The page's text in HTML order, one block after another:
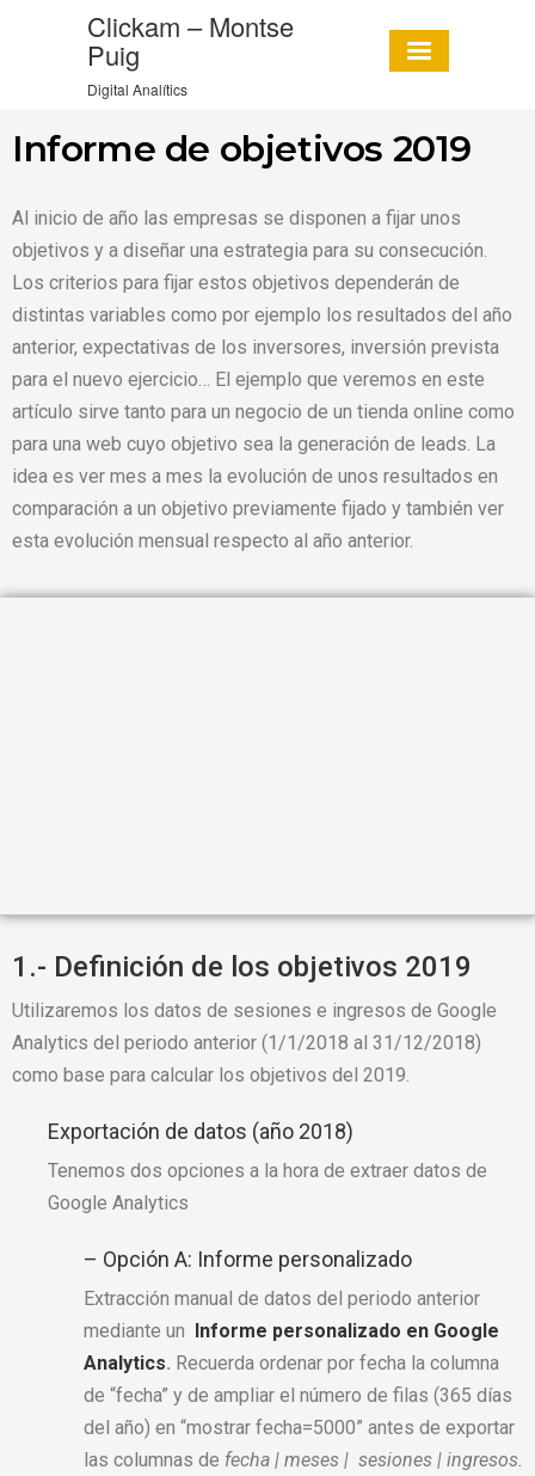
Clickam – Montse
Puig
Digital Analítics
Informe de objetivos 2019
Al inicio de año las empresas se disponen a fijar unos
objetivos y a diseñar una estrategia para su consecución.
Los criterios para fijar estos objetivos dependerán de
distintas variables como por ejemplo los resultados del año
anterior, expectativas de los inversores, inversión prevista
para el nuevo ejercicio… El ejemplo que veremos en este
artículo sirve tanto para un negocio de un tienda online como
para una web cuyo objetivo sea la generación de leads. La
idea es ver mes a mes la evolución de unos resultados en
comparación a un objetivo previamente fijado y también ver
esta evolución mensual respecto al año anterior.
1.- Definición de los objetivos 2019
Utilizaremos los datos de sesiones e ingresos de Google
Analytics del periodo anterior (1/1/2018 al 31/12/2018)
como base para calcular los objetivos del 2019.
Exportación de datos (año 2018)
Tenemos dos opciones a la hora de extraer datos de
Google Analytics
– Opción A: Informe personalizado
Extracción manual de datos del periodo anterior
mediante un Informe personalizado en Google
Analytics. Recuerda ordenar por fecha la columna
de “fecha” y de ampliar el número de filas (365 días
del año) en “mostrar fecha=5000” antes de exportar
las columnas de fecha | meses | sesiones | ingresos.